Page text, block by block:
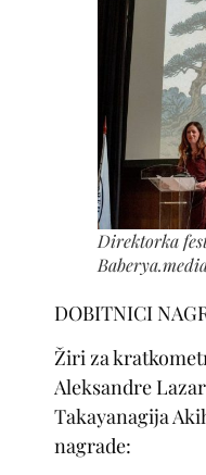
Direktorka
DOBITNICI
Žiri za
Aleksandre
Takayanagija
nagrade: